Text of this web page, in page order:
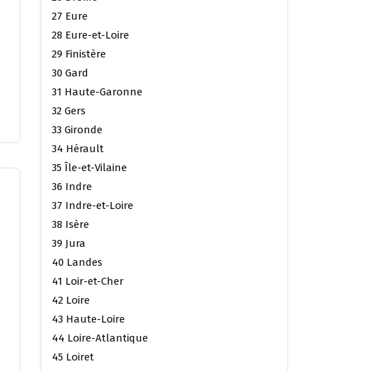
27 Eure
28 Eure-et-Loire
29 Finistère
30 Gard
31 Haute-Garonne
32 Gers
33 Gironde
34 Hérault
35 Île-et-Vilaine
36 Indre
37 Indre-et-Loire
38 Isère
39 Jura
40 Landes
41 Loir-et-Cher
42 Loire
43 Haute-Loire
44 Loire-Atlantique
45 Loiret